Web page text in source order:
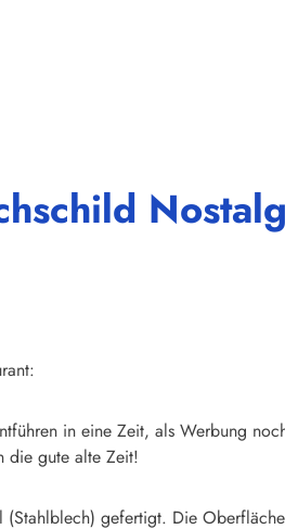
in eine Zeit, als Werbung
die gute alte Zeit!
gefertigt. Die